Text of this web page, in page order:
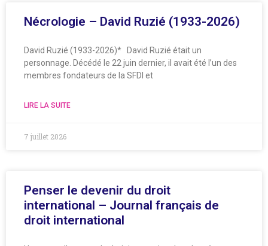
Nécrologie – David Ruzié (1933-2026)
David Ruzié (1933-2026)* David Ruzié était un
personnage. Décédé le 22 juin dernier, il avait été l’un des
membres fondateurs de la SFDI et
LIRE LA SUITE
7 juillet 2026
Penser le devenir du droit
international – Journal français de
droit international